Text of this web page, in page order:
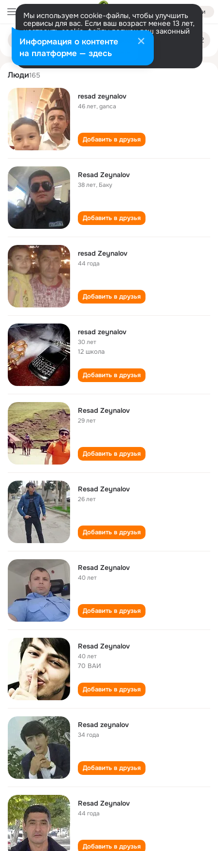
Войти
Мы используем cookie-файлы, чтобы улучшить
сервисы для вас. Если ваш возраст менее 13 лет,
настроить cookie-файлы должен ваш законный
представитель. Больше информации
Разрешить все Настроить
Поиск
людям
resad zeynalov
Люди165
resad zeynalov
46 лет,ganca
Добавить в друзья
Resad Zeynalov
38 лет, Баку
Добавить в друзья
resad Zeynalov
44 года
Добавить в друзья
resad zeynalov
30 лет
12 школа
Добавить в друзья
Resad Zeynalov
29 лет
Добавить в друзья
Resad Zeynalov
26 лет
Добавить в друзья
Resad Zeynalov
40 лет
Добавить в друзья
Resad Zeynalov
40 лет
70 ВАИ
Добавить в друзья
Resad zeynalov
34 года
Добавить в друзья
Resad Zeynalov
44 года
Добавить в друзья
Информация о контенте
на платформе — здесь